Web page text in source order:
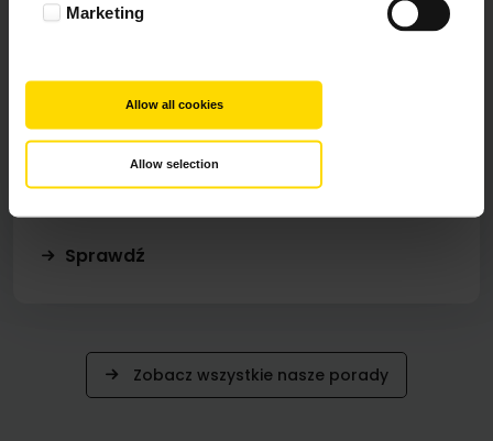
Marketing
Allow all cookies
Allow selection
Prezent dla taty, który wszystko ma
Sprawdź
Zobacz wszystkie nasze porady